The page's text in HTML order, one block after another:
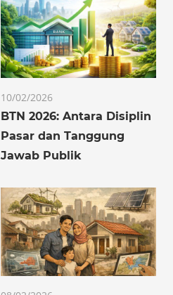
10/02/2026
BTN 2026: Antara Disiplin
Pasar dan Tanggung
Jawab Publik